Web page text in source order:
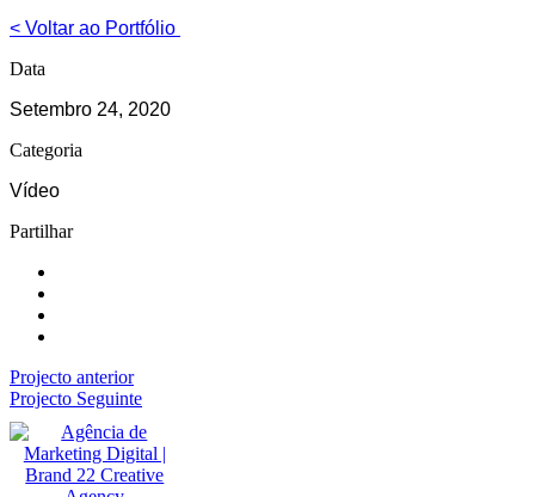
< Voltar ao Portfólio
Data
Setembro 24, 2020
Categoria
Vídeo
Partilhar
Projecto anterior
Projecto Seguinte